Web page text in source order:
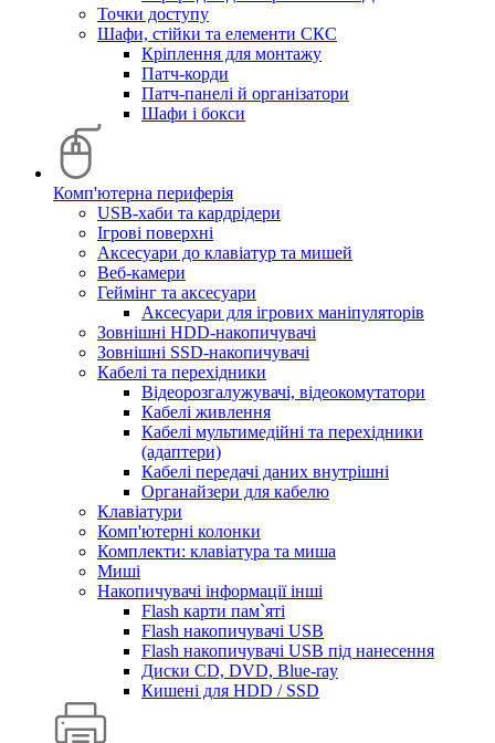
Точки доступу
Шафи, стійки та елементи СКС
Кріплення для монтажу
Патч-корди
Патч-панелі й організатори
Шафи і бокси
Комп'ютерна периферія
USB-хаби та кардрідери
Ігрові поверхні
Аксесуари до клавіатур та мишей
Веб-камери
Геймінг та аксесуари
Аксесуари для ігрових маніпуляторів
Зовнішні HDD-накопичувачі
Зовнішні SSD-накопичувачі
Кабелі та перехідники
Відеорозгалужувачі, відеокомутатори
Кабелі живлення
Кабелі мультимедійні та перехідники
(адаптери)
Кабелі передачі даних внутрішні
Органайзери для кабелю
Клавіатури
Комп'ютерні колонки
Комплекти: клавіатура та миша
Миші
Накопичувачі інформації інші
Flash карти пам`яті
Flash накопичувачі USB
Flash накопичувачі USB під нанесення
Диски CD, DVD, Blue-ray
Кишені для HDD / SSD